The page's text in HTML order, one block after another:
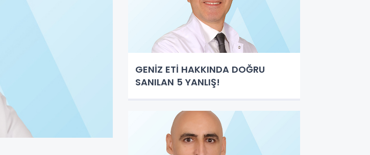
GENİZ ETİ HAKKINDA DOĞRU
SANILAN 5 YANLIŞ!